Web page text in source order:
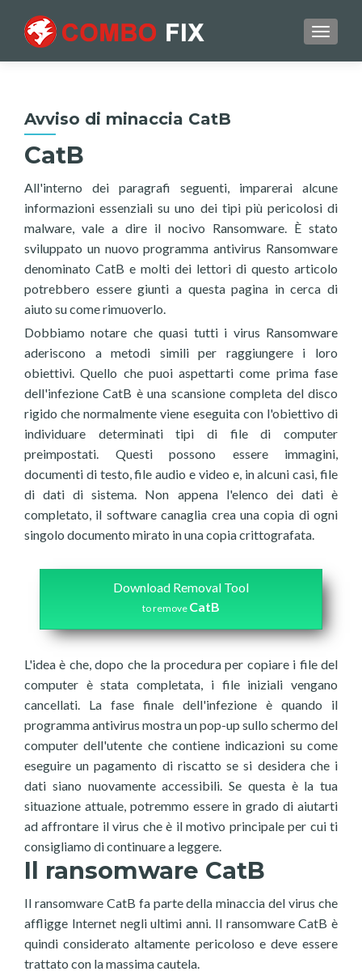
Avviso di minaccia CatB
CatB
All'interno dei paragrafi seguenti, imparerai alcune
informazioni essenziali su uno dei tipi più pericolosi di
malware, vale a dire il nocivo Ransomware. È stato
sviluppato un nuovo programma antivirus Ransomware
denominato CatB e molti dei lettori di questo articolo
potrebbero essere giunti a questa pagina in cerca di
aiuto su come rimuoverlo.
Dobbiamo notare che quasi tutti i virus Ransomware
aderiscono a metodi simili per raggiungere i loro
obiettivi. Quello che puoi aspettarti come prima fase
dell'infezione CatB è una scansione completa del disco
rigido che normalmente viene eseguita con l'obiettivo di
individuare determinati tipi di file di computer
preimpostati. Questi possono essere immagini,
documenti di testo, file audio e video e, in alcuni casi, file
di dati di sistema. Non appena l'elenco dei dati è
completato, il software canaglia crea una copia di ogni
singolo documento mirato in una copia crittografata.
Download Removal Tool
to remove CatB
L'idea è che, dopo che la procedura per copiare i file del
computer è stata completata, i file iniziali vengano
cancellati. La fase finale dell'infezione è quando il
programma antivirus mostra un pop-up sullo schermo del
computer dell'utente che contiene indicazioni su come
eseguire un pagamento di riscatto se si desidera che i
dati siano nuovamente accessibili. Se questa è la tua
situazione attuale, potremmo essere in grado di aiutarti
ad affrontare il virus che è il motivo principale per cui ti
consigliamo di continuare a leggere.
Il ransomware CatB
Il ransomware CatB fa parte della minaccia del virus che
affligge Internet negli ultimi anni. Il ransomware CatB è
quindi considerato altamente pericoloso e deve essere
trattato con la massima cautela.